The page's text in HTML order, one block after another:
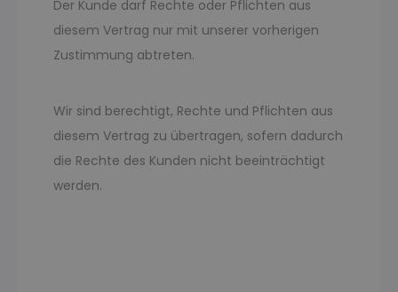
Der Kunde darf Rechte oder Pflichten aus
diesem Vertrag nur mit unserer vorherigen
Zustimmung abtreten.
Wir sind berechtigt, Rechte und Pflichten aus
diesem Vertrag zu übertragen, sofern dadurch
die Rechte des Kunden nicht beeinträchtigt
werden.